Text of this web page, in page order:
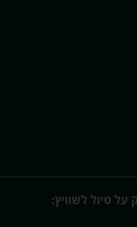
על טיול לשוויץ: